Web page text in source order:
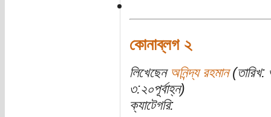
কোনাব্লগ ২
লিখেছেন অনিন্দ্য রহমান
৩:২০পূর্বাহ্ন)
ক্যাটেগরি: